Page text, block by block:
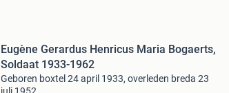
Eugène Gerardus Henricus Maria Bogaerts,
Soldaat 1933-1962
Geboren boxtel 24 april 1933, overleden breda 23